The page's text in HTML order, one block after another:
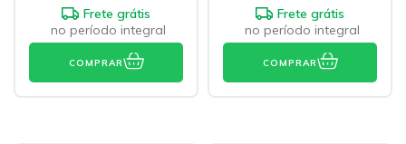
Frete grátis
no período integral
COMPRAR
Frete grátis
no período integral
COMPRAR